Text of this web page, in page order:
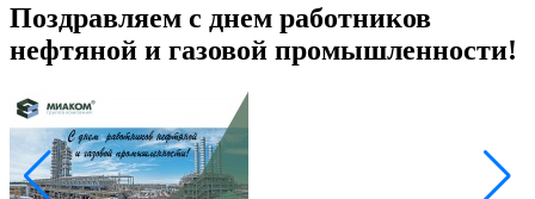
Поздравляем с днем работников
нефтяной и газовой промышленности!